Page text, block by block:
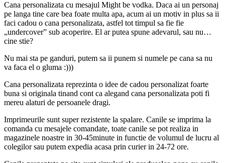
Cana personalizata cu mesajul Might be vodka. Daca ai un personaj
pe langa tine care bea foate multa apa, acum ai un motiv in plus sa ii
faci cadou o cana personalizata, astfel tot timpul sa fie fie
„undercover” sub acoperire. El ar putea spune adevarul, sau nu…
cine stie?
Nu mai sta pe ganduri, putem sa ii punem si numele pe cana sa nu
va faca el o gluma :)))
Cana personalizata reprezinta o idee de cadou personalizat foarte
buna si originala tinand cont ca alegand cana personalizata poti fi
mereu alaturi de persoanele dragi.
Imprimeurile sunt super rezistente la spalare. Canile se imprima la
comanda cu mesajele comandate, toate canile se pot realiza in
magazinele noastre in 30-45minute in functie de volumul de lucru al
colegilor sau putem expedia acasa prin curier in 24-72 ore.